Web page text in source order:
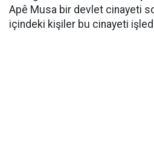
Apê Musa bir devlet cinayeti
içindeki kişiler bu cinayeti